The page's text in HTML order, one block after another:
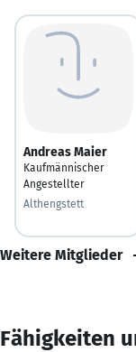
Andreas Maier
Kaufmännischer
Angestellter
Althengstett
Weitere Mitglieder
Fähigkeiten